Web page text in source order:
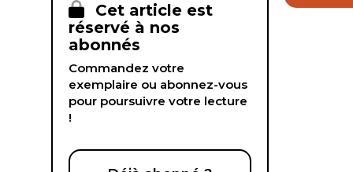
Cet article est
réservé à nos
abonnés
Commandez votre
exemplaire ou abonnez-vous
pour poursuivre votre lecture
!